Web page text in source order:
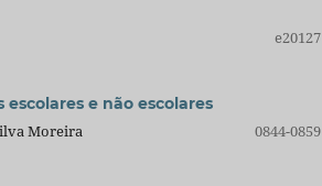
e20127
e não escolares
Moreira
0844-0859